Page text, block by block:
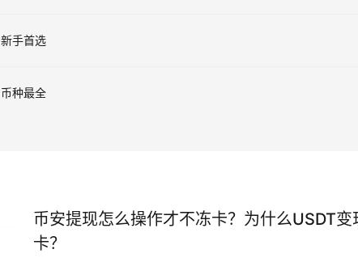
新手首选
币种最全
币安提现怎么操作才不冻卡？为什么USDT
卡？